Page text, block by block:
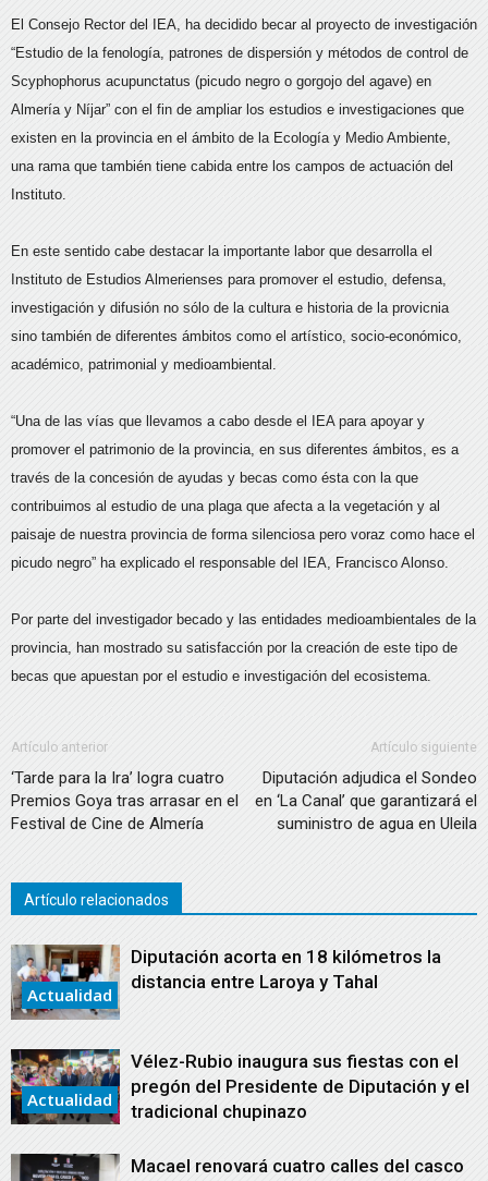
El Consejo Rector del IEA, ha decidido becar al proyecto de investigación
“Estudio de la fenología, patrones de dispersión y métodos de control de
Scyphophorus acupunctatus (picudo negro o gorgojo del agave) en
Almería y Níjar” con el fin de ampliar los estudios e investigaciones que
existen en la provincia en el ámbito de la Ecología y Medio Ambiente,
una rama que también tiene cabida entre los campos de actuación del
Instituto.
En este sentido cabe destacar la importante labor que desarrolla el
Instituto de Estudios Almerienses para promover el estudio, defensa,
investigación y difusión no sólo de la cultura e historia de la provicnia
sino también de diferentes ámbitos como el artístico, socio-económico,
académico, patrimonial y medioambiental.
“Una de las vías que llevamos a cabo desde el IEA para apoyar y
promover el patrimonio de la provincia, en sus diferentes ámbitos, es a
través de la concesión de ayudas y becas como ésta con la que
contribuimos al estudio de una plaga que afecta a la vegetación y al
paisaje de nuestra provincia de forma silenciosa pero voraz como hace el
picudo negro” ha explicado el responsable del IEA, Francisco Alonso.
Por parte del investigador becado y las entidades medioambientales de la
provincia, han mostrado su satisfacción por la creación de este tipo de
becas que apuestan por el estudio e investigación del ecosistema.
Artículo anterior
‘Tarde para la Ira’ logra cuatro
Premios Goya tras arrasar en el
Festival de Cine de Almería
Artículo siguiente
Diputación adjudica el Sondeo
en ‘La Canal’ que garantizará el
suministro de agua en Uleila
Artículo relacionados
Actualidad
Diputación acorta en 18 kilómetros la
distancia entre Laroya y Tahal
Actualidad
Vélez-Rubio inaugura sus fiestas con el
pregón del Presidente de Diputación y el
tradicional chupinazo
Macael renovará cuatro calles del casco